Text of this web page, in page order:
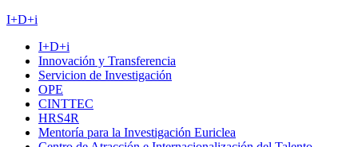
I+D+i
I+D+i
Innovación y Transferencia
Servicion de Investigación
OPE
CINTTEC
HRS4R
Mentoría para la Investigación Euriclea